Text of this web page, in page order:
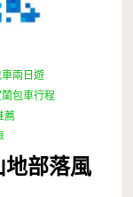
兩日遊
蘭包車行程
薦
部落風